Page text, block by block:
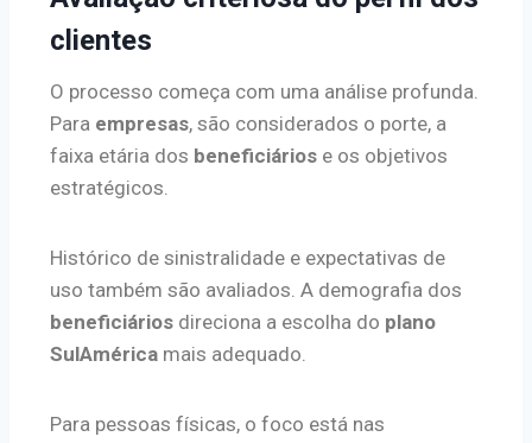
clientes
O processo começa com uma análise profunda.
Para empresas, são considerados o porte, a
faixa etária dos beneficiários e os objetivos
estratégicos.
Histórico de sinistralidade e expectativas de
uso também são avaliados. A demografia dos
beneficiários direciona a escolha do plano
SulAmérica mais adequado.
Para pessoas físicas, o foco está nas